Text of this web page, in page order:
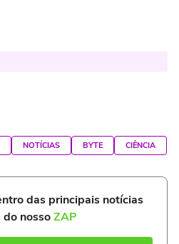
NOTÍCIAS BYTE CIÊNCIA
das principais notícias
nossoZAP